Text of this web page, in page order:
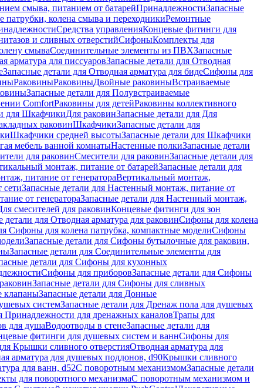
смыва, питанием от батарейПринадлежностиЗапасные
колена смыва и переходникиРемонтные
Средства управленияКонцевые фитинги для
и сливных отверстийСифоныКомплекты для
смываСоединительные элементы из ПВХЗапасные
арматура для писсуаровЗапасные детали для Отводная
Запасные детали для Отводная арматура для бидеСифоны для
РаковиныРаковиныДвойные раковиныВстраиваемые
Запасные детали для Полувстраиваемые
ComfortPаковины для детейРаковины коллективного
для ШкафчикиДля раковинЗапасные детали для Для
pаковинШкафчикиЗапасные детали для
Шкафчики средней высотыЗапасные детали для Шкафчики
мебель ванной комнатыНастенные полкиЗапасные детали
для раковинСмесители для раковинЗапасные детали для
монтаж, питание от батарейЗапасные детали для
питание от генератораВертикальный монтаж,
Запасные детали для Настенный монтаж, питание от
от генератораЗапасные детали для Настенный монтаж,
смесителей для раковинКонцевые фитинги для зон
детали для Отводная арматура для раковинСифоны для колена
Сифоны для колена патрубка, компактные моделиСифоны
Запасные детали для Сифоны бутылочные для раковин,
Запасные детали для Соединительные элементы для
детали для Сифоны для кухонных
Сифоны для приборовЗапасные детали для Сифоны
Запасные детали для Сифоны для сливных
клапаныЗапасные детали для Донные
системЗапасные детали для Дренаж пола для душевых
Принадлежности для дренажных каналовТрапы для
для душаВодоотводы в стенеЗапасные детали для
фитинги для душевых систем и ваннСифоны для
Крышки сливного отверстияОтводная арматура для
арматура для душевых поддонов, d90Крышки сливного
для ванн, d52С поворотным механизмомЗапасные детали
для поворотного механизмаС поворотным механизмом и